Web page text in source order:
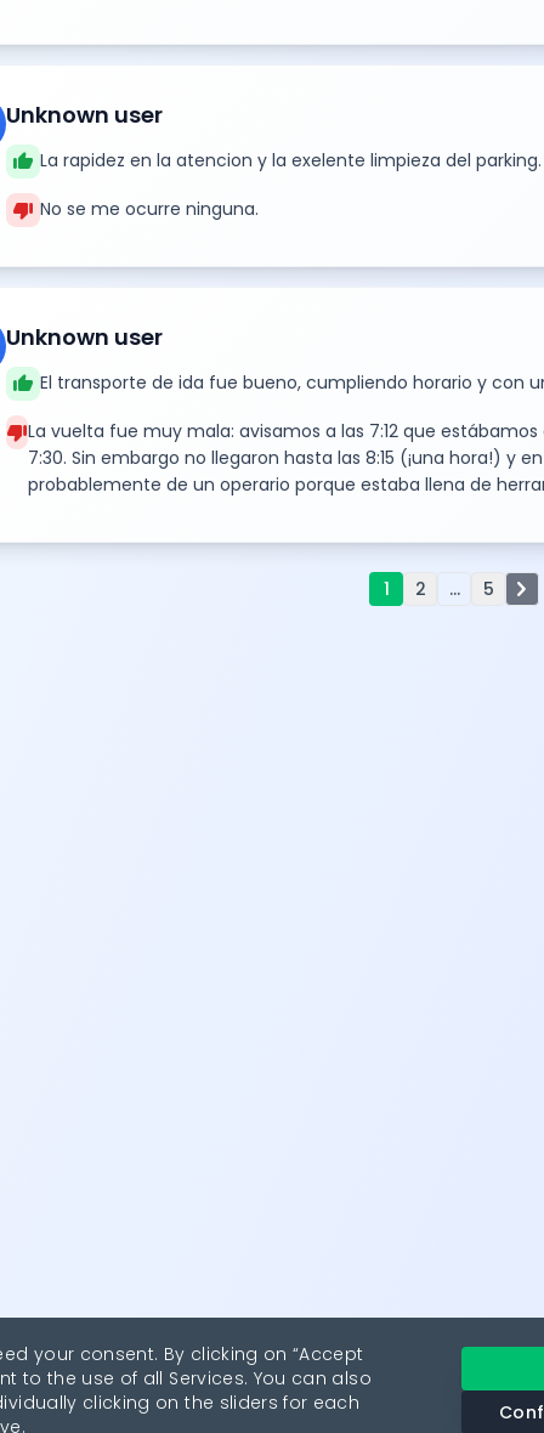
your consent. By clicking on “Accept
to the use of all Services. You can also
clicking on the sliders for each
Unknown user
thumb_up La rapidez en la atencion y la exelente limpieza del parking.
thumb_down No se me ocurre ninguna.
Unknown user
thumb_up El transporte de ida fue bueno, cumpliendo horario y con
thumb_downLa vuelta fue muy mala: avisamos a las 7:12 que
7:30. Sin embargo no llegaron hasta las 8:15 (¡una hora!) y
probablemente de un operario porque estaba llena de
1 2 ... 5 chevron_right